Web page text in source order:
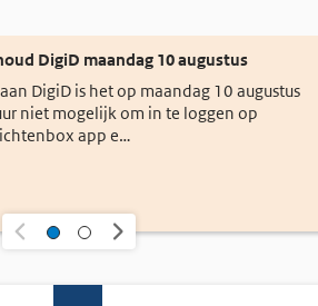
DigiD maandag 10 augustus
DigiD is het op maandag 10 augustus
niet mogelijk om in te loggen op
app e…